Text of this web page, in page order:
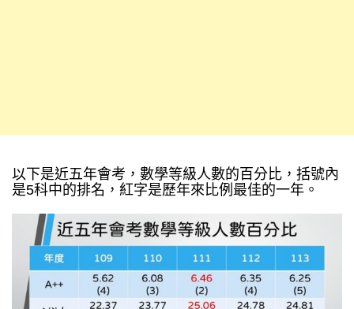
以下是近五年會考，數學等級人數的百分比，括號內
是5科中的排名，紅字是歷年來比例最佳的一年。